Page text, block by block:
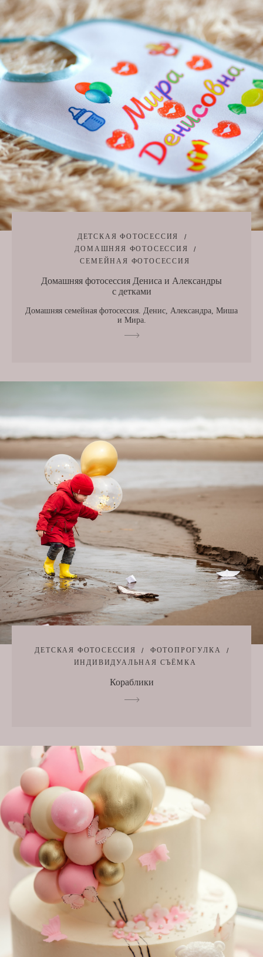
ДЕТСКАЯ ФОТОСЕССИЯ
ДОМАШНЯЯ ФОТОСЕССИЯ
СЕМЕЙНАЯ ФОТОСЕССИЯ
Домашняя фотосессия Дениса и Александры
с детками
Домашняя семейная фотосессия. Денис, Александра, Миша
и Мира.
ДЕТСКАЯ ФОТОСЕССИЯ
ФОТОПРОГУЛКА
ИНДИВИДУАЛЬНАЯ СЪЁМКА
Кораблики